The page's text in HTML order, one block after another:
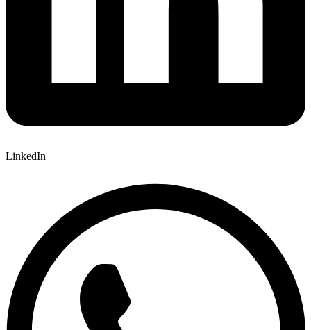
LinkedIn